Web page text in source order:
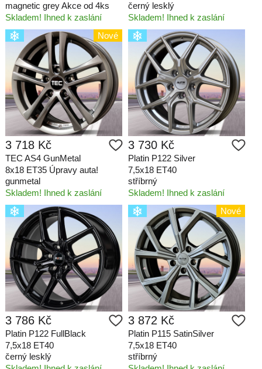
magnetic grey Akce od 4ks
Skladem! Ihned k zaslání
černý lesklý
Skladem! Ihned k zaslání
Nové
3 718 Kč
TEC AS4 GunMetal
8x18 ET35 Úpravy auta!
gunmetal
Skladem! Ihned k zaslání
3 730 Kč
Platin P122 Silver
7,5x18 ET40
stříbrný
Skladem! Ihned k zaslání
3 786 Kč
Platin P122 FullBlack
7,5x18 ET40
černý lesklý
Nové
3 872 Kč
Platin P115 SatinSilver
7,5x18 ET40
stříbrný